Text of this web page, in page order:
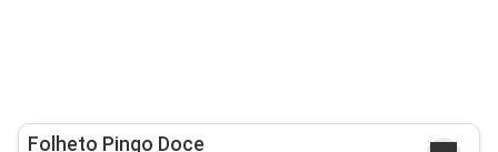
Folheto Pingo Doce